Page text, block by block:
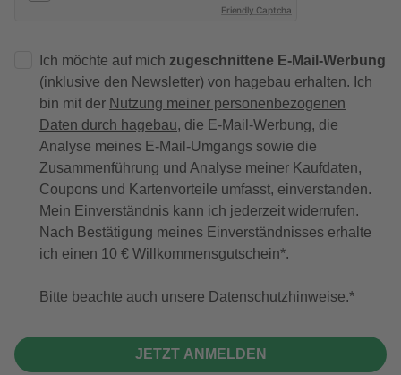
Friendly Captcha
Ich möchte auf mich zugeschnittene E-Mail-Werbung
(inklusive den Newsletter) von hagebau erhalten. Ich
bin mit der Nutzung meiner personenbezogenen
Daten durch hagebau, die E-Mail-Werbung, die
Analyse meines E-Mail-Umgangs sowie die
Zusammenführung und Analyse meiner Kaufdaten,
Coupons und Kartenvorteile umfasst, einverstanden.
Mein Einverständnis kann ich jederzeit widerrufen.
Nach Bestätigung meines Einverständnisses erhalte
ich einen 10 € Willkommensgutschein*.
Bitte beachte auch unsere Datenschutzhinweise.
JETZT ANMELDEN